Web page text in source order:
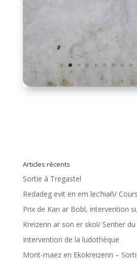
Articles récents
Sortie à Tregastel
Redadeg evit en em lec’hiañ/
Prix de Kan ar Bobl, intervention
Kreizenn ar son er skol/ Sentier du
Intervention de la ludothèque
Mont-maez en Ekokreizenn –